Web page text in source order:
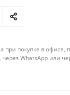
при покупке в офисе,
через WhatsApp или